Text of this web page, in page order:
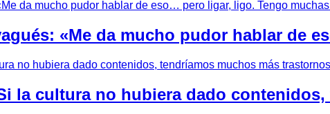
«Me da mucho pudor hablar de
la cultura no hubiera dado